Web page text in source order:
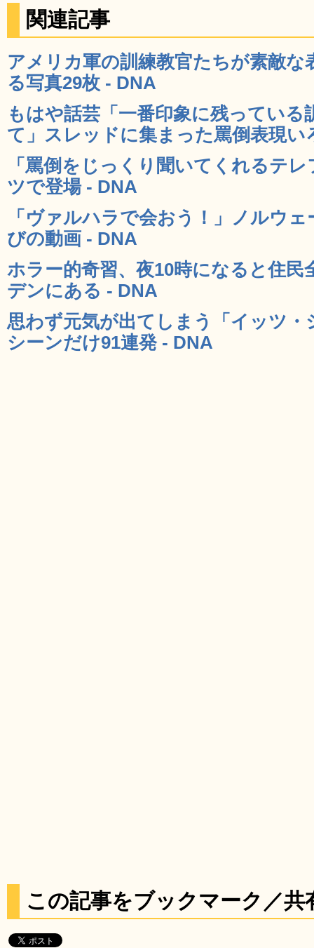
関連記事
アメリカ軍の訓練教官たちが素敵
る写真29枚 - DNA
もはや話芸「一番印象に残っている
て」スレッドに集まった罵倒表現い
「罵倒をじっくり聞いてくれるテ
ツで登場 - DNA
「ヴァルハラで会おう！」ノルウ
びの動画 - DNA
ホラー的奇習、夜10時になると住民
デンにある - DNA
思わず元気が出てしまう「イッツ
シーンだけ91連発 - DNA
この記事をブックマーク／共